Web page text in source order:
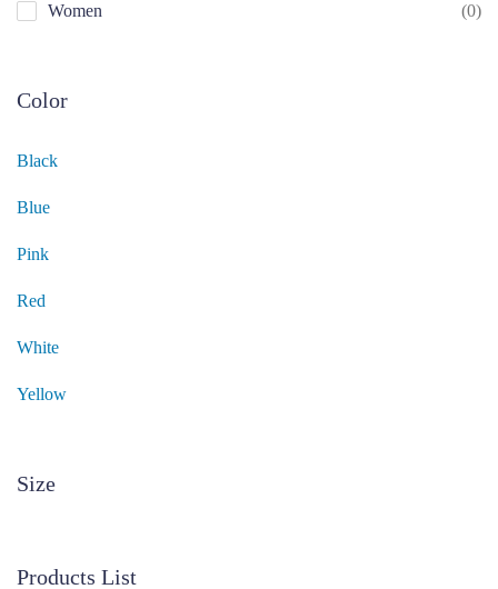
Women (0)
Color
Black
Blue
Pink
Red
White
Yellow
Size
Products List